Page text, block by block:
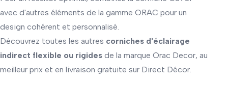
avec d'autres éléments de la gamme ORAC pour un
design cohérent et personnalisé.
Découvrez toutes les autres corniches d'éclairage
indirect flexible ou rigides de la marque Orac Decor, au
meilleur prix et en livraison gratuite sur Direct Décor.